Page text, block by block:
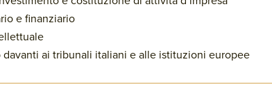
e finanziario
davanti ai tribunali italiani e alle istituzioni europee